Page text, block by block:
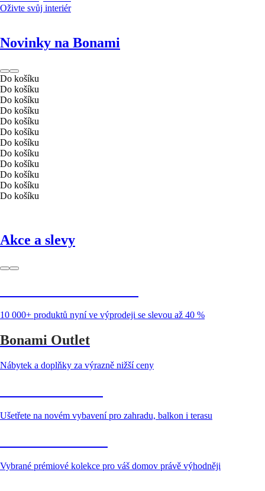
Oživte svůj interiér
Novinky na Bonami
Do košíku
Do košíku
Do košíku
Do košíku
Do košíku
Do košíku
Do košíku
Do košíku
Do košíku
Do košíku
Do košíku
Do košíku
Akce a slevy
10 000+ produktů nyní ve výprodeji se slevou až 40 %
Bonami Outlet
Nábytek a doplňky za výrazně nižší ceny
Ušetřete na novém vybavení pro zahradu, balkon i terasu
Vybrané prémiové kolekce pro váš domov právě výhodněji